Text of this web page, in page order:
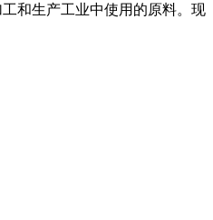
和生产工业中使用的原料。现